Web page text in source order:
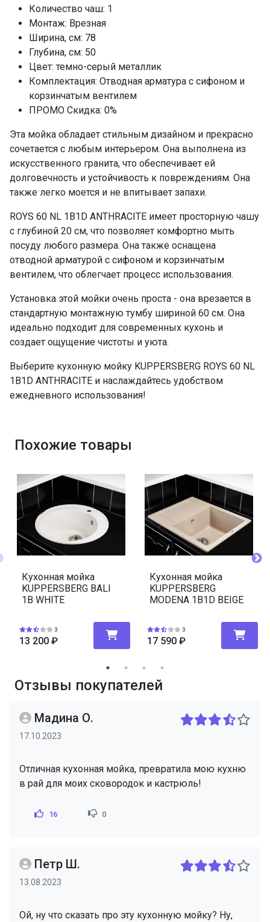
Количество чаш: 1
Монтаж: Врезная
Ширина, см: 78
Глубина, см: 50
Цвет: темно-серый металлик
Комплектация: Отводная арматура с сифоном и
корзинчатым вентилем
ПРОМО Скидка: 0%
Эта мойка обладает стильным дизайном и прекрасно
сочетается с любым интерьером. Она выполнена из
искусственного гранита, что обеспечивает ей
долговечность и устойчивость к повреждениям. Она
также легко моется и не впитывает запахи.
ROYS 60 NL 1B1D ANTHRACITE имеет просторную чашу
с глубиной 20 см, что позволяет комфортно мыть
посуду любого размера. Она также оснащена
отводной арматурой с сифоном и корзинчатым
вентилем, что облегчает процесс использования.
Установка этой мойки очень проста - она врезается в
стандартную монтажную тумбу шириной 60 см. Она
идеально подходит для современных кухонь и
создает ощущение чистоты и уюта.
Выберите кухонную мойку KUPPERSBERG ROYS 60 NL
1B1D ANTHRACITE и наслаждайтесь удобством
ежедневного использования!
Похожие товары
Кухонная мойка
KUPPERSBERG BALI
1B WHITE
3
13 200 ₽
Кухонная мойка
KUPPERSBERG
MODENA 1B1D BEIGE
3
17 590 ₽
Отзывы покупателей
Мадина О.
17.10.2023
Отличная кухонная мойка, превратила мою кухню
в рай для моих сковородок и кастрюль!
16 0
Петр Ш.
13.08.2023
Ой, ну что сказать про эту кухонную мойку? Ну,